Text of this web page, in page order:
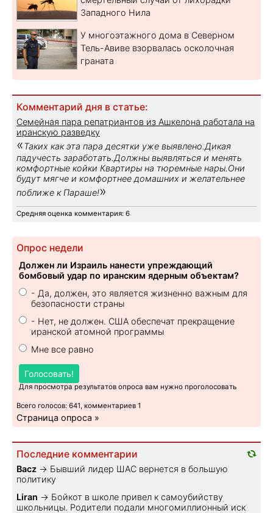
Западного Нила
У многоэтажного дома в Северном
Тель-Авиве взорвалась осколочная
граната
Комментарий дня в статье:
Семейная пара репатриантов из Ашкелона работала на
иранскую разведку
«Таких как эта пара десятки уже выявлено.Дикая
падучесть заработать.Должны выявляться и менять
комфортные койки Квартиры на тюремные нары.Они
будут мягче и комфортнее домашних и желательнее
поближе к Параше!»
Средняя оценка комментария: 6
Опрос недели
Должен ли Израиль нанести упреждающий
бомбовый удар по иранским ядерным объектам?
- Да, должен, это является жизненно важным для
безопасности страны
- Нет, не должен. США обеспечат прекращение
иранской атомной программы
Мне все равно
Голосовать!
Для просмотра результатов опроса вам нужно проголосовать
Всего голосов: 641, комментариев 1
Страница опроса »
Последние комментарии
Bacz → Бывший лидер ШАС вернется в большую
политику
Liran → Бойкот в школе привел к самоубийству
школьницы. Родители подали многомиллионный иск